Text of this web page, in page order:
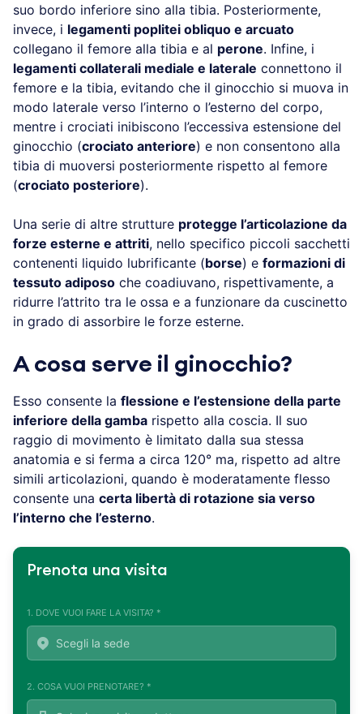
suo bordo inferiore sino alla tibia. Posteriormente,
invece, i legamenti poplitei obliquo e arcuato
collegano il femore alla tibia e al perone. Infine, i
legamenti collaterali mediale e laterale connettono il
femore e la tibia, evitando che il ginocchio si muova in
modo laterale verso l’interno o l’esterno del corpo,
mentre i crociati inibiscono l’eccessiva estensione del
ginocchio (crociato anteriore) e non consentono alla
tibia di muoversi posteriormente rispetto al femore
(crociato posteriore).
Una serie di altre strutture protegge l’articolazione da
forze esterne e attriti, nello specifico piccoli sacchetti
contenenti liquido lubrificante (borse) e formazioni di
tessuto adiposo che coadiuvano, rispettivamente, a
ridurre l’attrito tra le ossa e a funzionare da cuscinetto
in grado di assorbire le forze esterne.
A cosa serve il ginocchio?
Esso consente la flessione e l’estensione della parte
inferiore della gamba rispetto alla coscia. Il suo
raggio di movimento è limitato dalla sua stessa
anatomia e si ferma a circa 120° ma, rispetto ad altre
simili articolazioni, quando è moderatamente flesso
consente una certa libertà di rotazione sia verso
l’interno che l’esterno.
Prenota una visita
1. DOVE VUOI FARE LA VISITA? *
2. COSA VUOI PRENOTARE? *